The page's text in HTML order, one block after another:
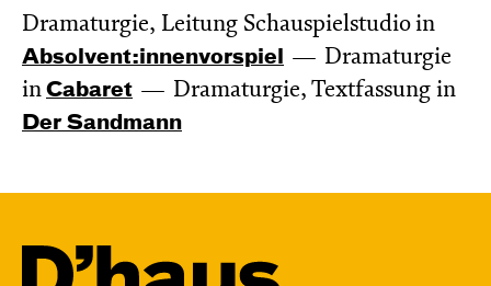
Dramaturgie, Leitung Schauspielstudio in
Absol­vent:innen­vor­spiel
Dramaturgie
in Cabaret Dramaturgie, Textfassung in
Der Sandmann